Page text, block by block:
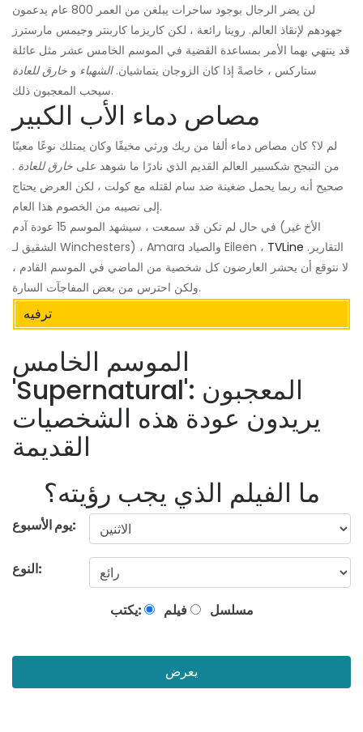
لن يضر الرجال بوجود ساحرات يبلغن من العمر 800 عام يدعمون
جهودهم لإنقاذ العالم. روينا رائعة ، لكن كاريزما كاربنتر وجيمس مارسترز
قد ينتهي بهما الأمر بمساعدة القضية في الموسم الخامس عشر مثل عائلة
ستاركس ، خاصةً إذا كان الزوجان يتماشيان.الشهباء و خارق للعادة
سيحب المعجبون ذلك.
مصاص دماء الأب الكبير
لم لا؟ كان مصاص دماء ألفا من ريك ورثي مخيفًا وكان يمتلك نوعًا معينًا
من التبجح شكسبير العالم القديم الذي نادرًا ما شوهد على خارق للعادة .
صحيح أنه ربما يحمل ضغينة ضد سام لقتله مع كولت ، لكن العرض يحتاج
إلى نصيبه من الخصوم هذا العام.
في حال لم تكن قد سمعت ، سيشهد الموسم 15 عودة آدم (الأخ غير
الشقيق لـ Winchesters) ، Amara والصياد Eileen ، TVLine
لا نتوقع أن يحشر العارضون كل شخصية من الماضي في الموسم القادم ،
ولكن احترس من بعض المفاجآت السارة.
ترفيه
الموسم الخامس
'Supernatural': المعجبون
يريدون عودة هذه الشخصيات
القديمة
ما الفيلم الذي يجب رؤيته؟
يوم الأسبوع:
النوع:
يكتب: فيلم مسلسل
يعرض